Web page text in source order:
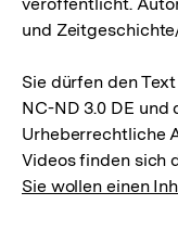
veröffentlicht.
und
Sie dürfen den
NC-ND 3.0 DE
Urheberrechtliche
Videos finden sich
Sie wollen einen